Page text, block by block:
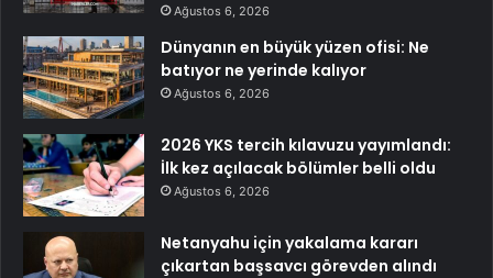
Ağustos 6, 2026
Dünyanın en büyük yüzen ofisi: Ne
batıyor ne yerinde kalıyor
Ağustos 6, 2026
2026 YKS tercih kılavuzu yayımlandı:
İlk kez açılacak bölümler belli oldu
Ağustos 6, 2026
Netanyahu için yakalama kararı
çıkartan başsavcı görevden alındı